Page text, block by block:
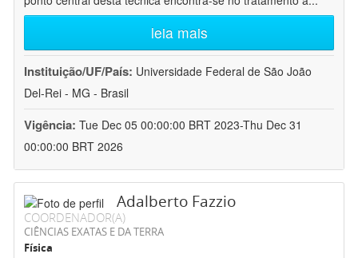
leia mais
Instituição/UF/País: Universidade Federal de São João
Del-Rei - MG - Brasil
Vigência: Tue Dec 05 00:00:00 BRT 2023-Thu Dec 31
00:00:00 BRT 2026
Adalberto Fazzio
COORDENADOR(A)
CIÊNCIAS EXATAS E DA TERRA
Física